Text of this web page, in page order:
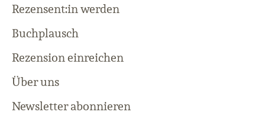
Rezensent:in werden
Buchplausch
Rezension einreichen
Über uns
Newsletter abonnieren